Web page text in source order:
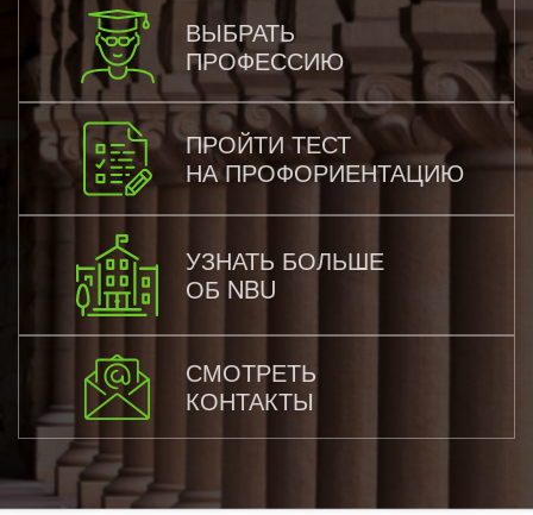
ВЫБРАТЬ
ПРОФЕССИЮ
ПРОЙТИ ТЕСТ
НА ПРОФОРИЕНТАЦИЮ
УЗНАТЬ БОЛЬШЕ
ОБ NBU
СМОТРЕТЬ
КОНТАКТЫ